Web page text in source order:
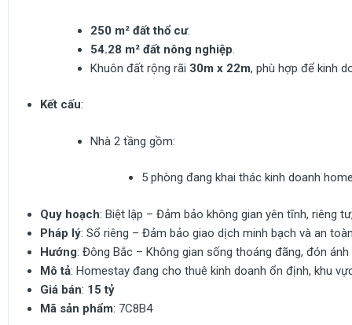
250 m² đất thổ cư.
54.28 m² đất nông nghiệp.
Khuôn đất rộng rãi 30m x 22m, phù hợp để kinh
Kết cấu:
Nhà 2 tầng gồm:
5 phòng đang khai thác kinh doanh
Quy hoạch: Biệt lập – Đảm bảo không gian yên tĩnh, riêng
Pháp lý: Sổ riêng – Đảm bảo giao dịch minh bạch và an
Hướng: Đông Bắc – Không gian sống thoáng đãng, đón
Mô tả: Homestay đang cho thuê kinh doanh ổn định, khu
Giá bán: 15 tỷ
Mã sản phẩm: 7C8B4